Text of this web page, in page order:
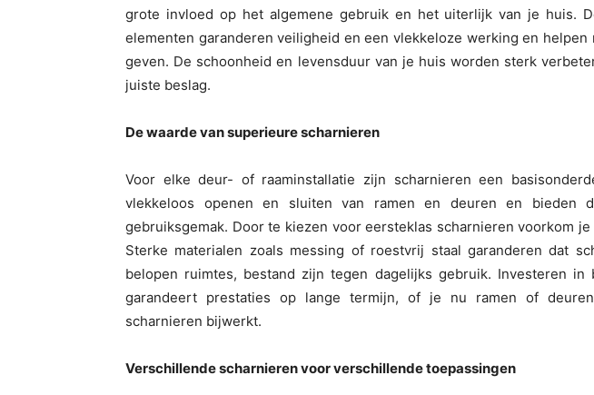
grote invloed op het algemene gebruik en het uiterlijk van je huis.
elementen garanderen veiligheid en een vlekkeloze werking en helpen
geven. De schoonheid en levensduur van je huis worden sterk
juiste beslag.
De waarde van superieure scharnieren
Voor elke deur- of raaminstallatie zijn scharnieren een
vlekkeloos openen en sluiten van ramen en deuren en bieden
gebruiksgemak. Door te kiezen voor eersteklas scharnieren voorkom
Sterke materialen zoals messing of roestvrij staal garanderen dat
belopen ruimtes, bestand zijn tegen dagelijks gebruik. Investeren in
garandeert prestaties op lange termijn, of je nu ramen of
scharnieren bijwerkt.
Verschillende scharnieren voor verschillende toepassingen